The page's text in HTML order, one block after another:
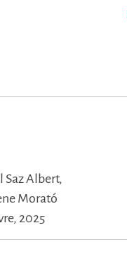
Saz Albert,
Morató
2025